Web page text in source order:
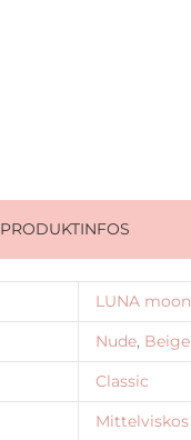
PRODUKTINFOS
LUNA moon
Nude, Beige
Classic
Mittelviskos